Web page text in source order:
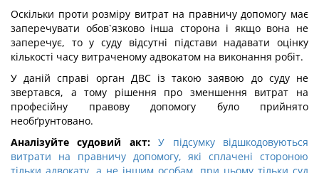
Оскільки проти розміру витрат на правничу допомогу має
заперечувати обов`язково інша сторона і якщо вона не
заперечує, то у суду відсутні підстави надавати оцінку
кількості часу витраченому адвокатом на виконання робіт.
У даній справі орган ДВС із такою заявою до суду не
звертався, а тому рішення про зменшення витрат на
професійну правову допомогу було прийнято
необґрунтовано.
Аналізуйте судовий акт:
У підсумку відшкодовуються
витрати на правничу допомогу, які сплачені стороною